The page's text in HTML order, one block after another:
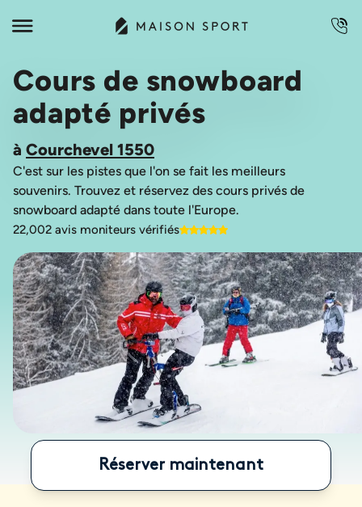
Cours de snowboard
adapté privés
à Courchevel 1550
C'est sur les pistes que l'on se fait les meilleurs
souvenirs. Trouvez et réservez des cours privés de
22,002 avis moniteurs vérifiés
Réserver maintenant